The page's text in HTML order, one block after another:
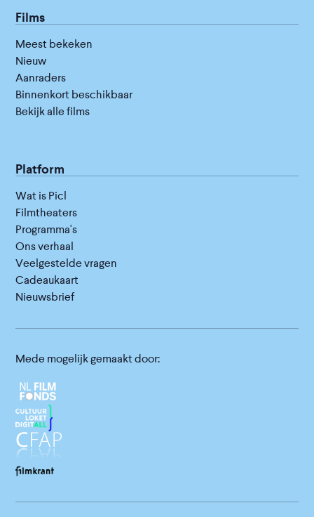
Films
Meest bekeken
Nieuw
Aanraders
Binnenkort beschikbaar
Bekijk alle films
Platform
Wat is Picl
Filmtheaters
Programma's
Ons verhaal
Veelgestelde vragen
Cadeaukaart
Nieuwsbrief
Mede mogelijk gemaakt door: